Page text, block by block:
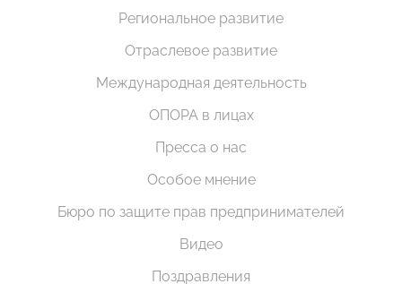
Региональное развитие
Отраслевое развитие
Международная деятельность
ОПОРА в лицах
Пресса о нас
Особое мнение
Бюро по защите прав предпринимателей
Видео
Поздравления